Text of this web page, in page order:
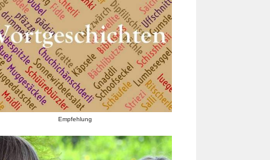
Empfehlung